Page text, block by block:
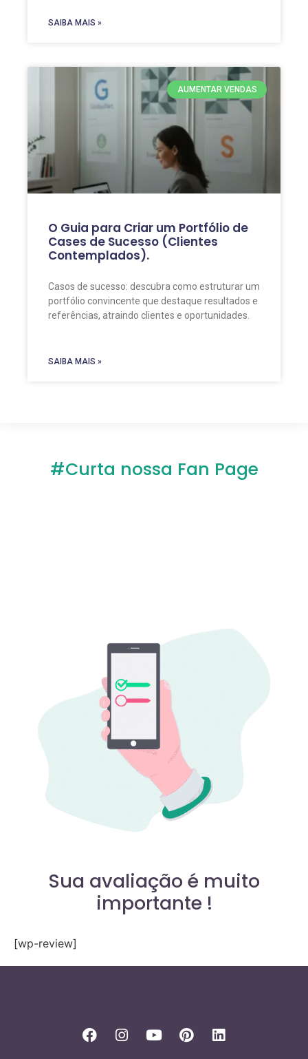
SAIBA MAIS »
AUMENTAR VENDAS
O Guia para Criar um Portfólio de
Cases de Sucesso (Clientes
Contemplados).
Casos de sucesso: descubra como estruturar um
portfólio convincente que destaque resultados e
referências, atraindo clientes e oportunidades.
SAIBA MAIS »
#Curta nossa Fan Page
Sua avaliação é muito
importante !
[wp-review]